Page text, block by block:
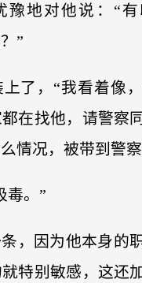
豫地对他说：“
”
了，“我看着像
在找他，请警察
情况，被带到警
毒。”
，因为他本身的
特别敏感，这还